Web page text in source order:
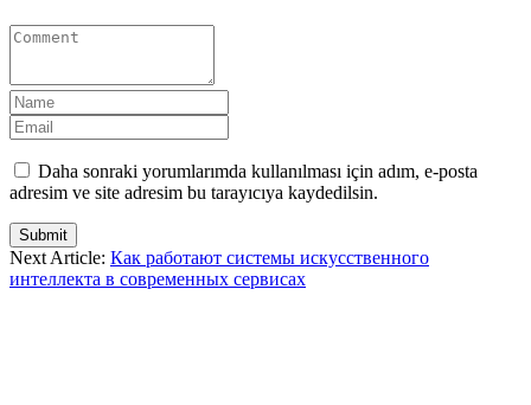
Daha sonraki yorumlarımda kullanılması için adım, e-posta
adresim ve site adresim bu tarayıcıya kaydedilsin.
Submit
Next Article: Как работают системы искусственного
интеллекта в современных сервисах